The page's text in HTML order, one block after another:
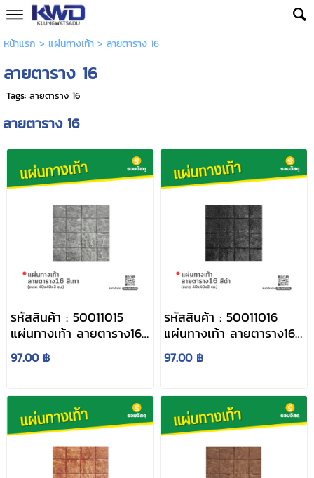
หน้าแรก > แผ่นทางเท้า> ลายตาราง 16
ลายตาราง 16
Tags: ลายตาราง 16
ลายตาราง 16
รหัสสินค้า : 50011015
แผ่นทางเท้า ลายตาราง16
สีเทา ขนาด 40 x 40 x 3
ซม.
97.00 ฿
รหัสสินค้า : 50011016
แผ่นทางเท้า ลายตาราง16
สีดำ ขนาด 40 x 40 x 3
ซม.
97.00 ฿